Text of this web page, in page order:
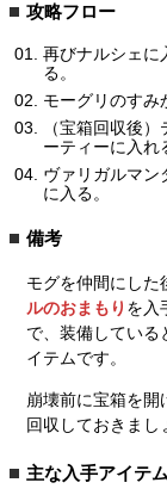
攻略フロー
再びナルシェに
る。
モーグリのすみ
（宝箱回収後
ーティーに入れ
ヴァリガルマン
に入る。
備考
モグを仲間にした
ルのおまもり を入
で、装備している
イテムです。
崩壊前に宝箱を開
回収しておきまし
主な入手アイテム